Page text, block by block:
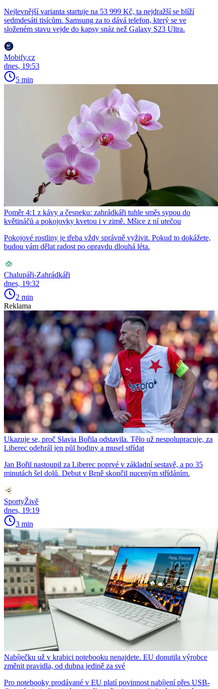
Nejlevnější varianta startuje na 53 999 Kč, ta nejdražší se blíží
sedmdesáti tisícům. Samsung za to dává telefon, který se ve
složeném stavu vejde do kapsy snáz než Galaxy S23 Ultra.
Mobify.cz
dnes, 19:53
5 min
Poměr 4:1 z kávy a česneku: zahrádkáři tuhle směs sypou do
květináčů a pokojovky kvetou i v zimě. Mšice z ní utečou
Pokojové rostliny je třeba vždy správně vyživit. Pokud to dokážete,
budou vám dělat radost po opravdu dlouhá léta.
Chalupáři-Zahrádkáři
dnes, 19:32
2 min
Reklama
Ukazuje se, proč Slavia Bořila odstavila. Tělo už nespolupracuje, za
Liberec odehrál jen půl hodiny a musel střídat
Jan Bořil nastoupil za Liberec poprvé v základní sestavě, a po 35
minutách šel dolů. Debut v Brně skončil nuceným střídáním.
SportyŽivě
dnes, 19:19
3 min
Nabíječku už v krabici notebooku nenajdete. EU donutila výrobce
změnit pravidla, od dubna jedině za své
Pro notebooky prodávané v EU platí povinnost nabíjení přes USB-